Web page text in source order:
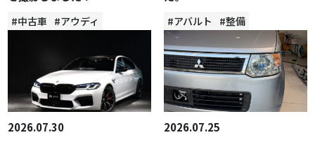
#中古車 #アウディ #アバルト #整備
2026.07.30
2026.07.25